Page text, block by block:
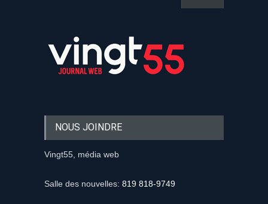
NOUS JOINDRE
Vingt55, média web
Salle des nouvelles: 819 818-9749